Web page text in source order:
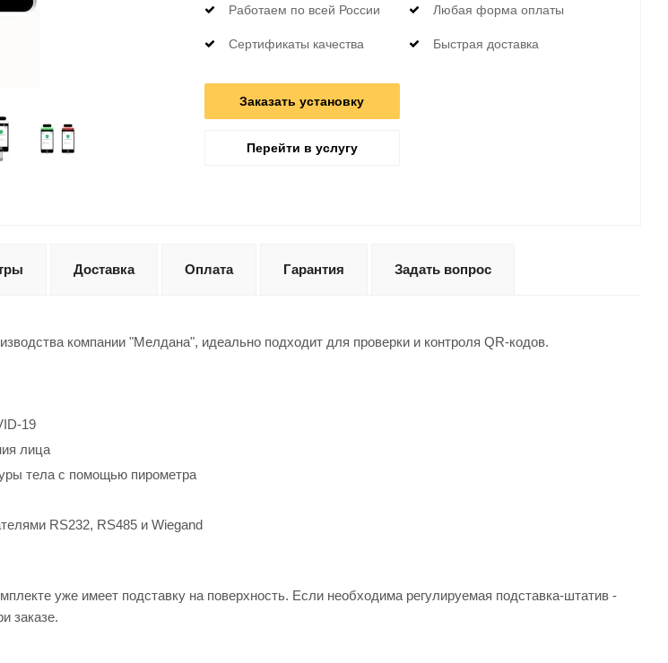
Работаем по всей России Любая форма оплаты
Сертификаты качества Быстрая доставка
Заказать установку
Перейти в услугу
Доставка Оплата Гарантия Задать вопрос
компании "Мелдана", идеально подходит для проверки и контроля QR-кодов.
19
лица
тела с помощью пирометра
RS232, RS485 и Wiegand
уже имеет подставку на поверхность. Если необходима регулируемая подставка-штатив -
заказе.